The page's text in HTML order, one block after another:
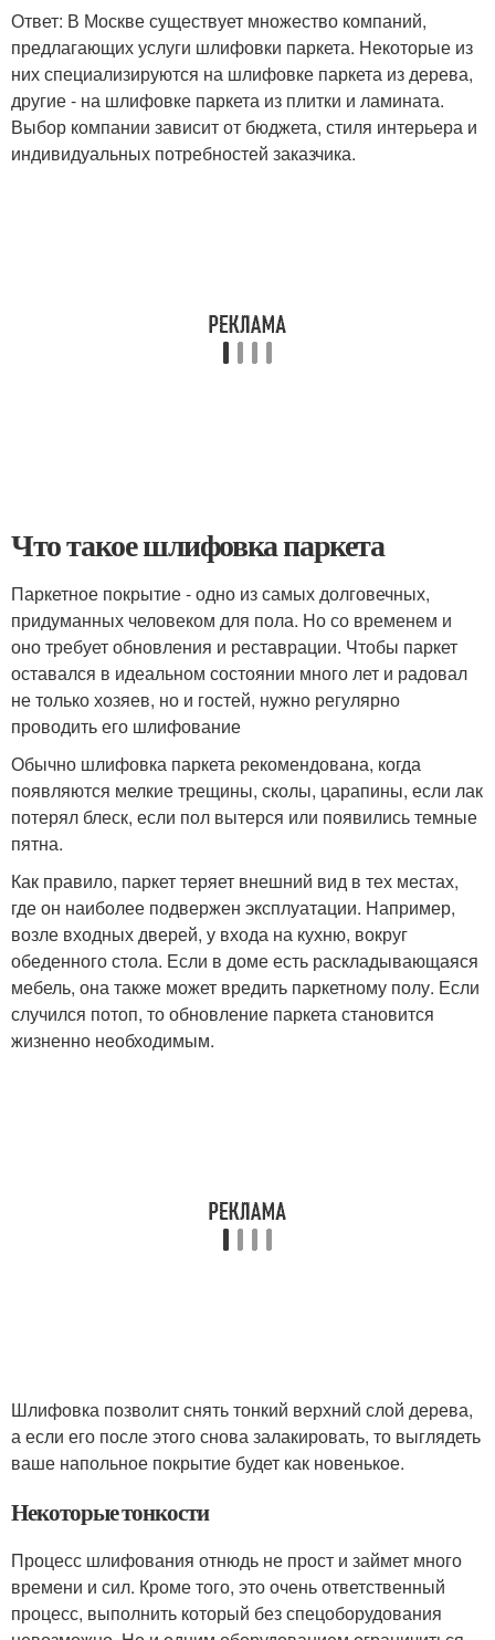
Ответ: В Москве существует множество компаний,
предлагающих услуги шлифовки паркета. Некоторые из
них специализируются на шлифовке паркета из дерева,
другие - на шлифовке паркета из плитки и ламината.
Выбор компании зависит от бюджета, стиля интерьера и
индивидуальных потребностей заказчика.
Что такое шлифовка паркета
Паркетное покрытие - одно из самых долговечных,
придуманных человеком для пола. Но со временем и
оно требует обновления и реставрации. Чтобы паркет
оставался в идеальном состоянии много лет и радовал
не только хозяев, но и гостей, нужно регулярно
проводить его шлифование
Обычно шлифовка паркета рекомендована, когда
появляются мелкие трещины, сколы, царапины, если лак
потерял блеск, если пол вытерся или появились темные
пятна.
Как правило, паркет теряет внешний вид в тех местах,
где он наиболее подвержен эксплуатации. Например,
возле входных дверей, у входа на кухню, вокруг
обеденного стола. Если в доме есть раскладывающаяся
мебель, она также может вредить паркетному полу. Если
случился потоп, то обновление паркета становится
жизненно необходимым.
Шлифовка позволит снять тонкий верхний слой дерева,
а если его после этого снова залакировать, то выглядеть
ваше напольное покрытие будет как новенькое.
Некоторые тонкости
Процесс шлифования отнюдь не прост и займет много
времени и сил. Кроме того, это очень ответственный
процесс, выполнить который без спецоборудования